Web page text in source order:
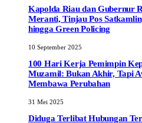
Kapolda Riau dan Gubernur
Meranti, Tinjau Pos
hingga Green Policing
10 September 2025
100 Hari Kerja Pemimpin
Muzamil: Bukan Akhir, Tapi
Membawa Perubahan
31 Mei 2025
Diduga Terlibat Hubungan